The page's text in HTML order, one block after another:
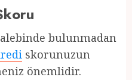
bulunmadan
skorunuzun
önemlidir.